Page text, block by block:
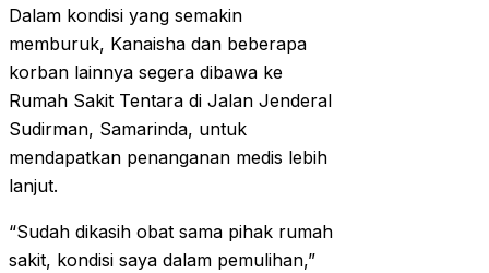
Dalam kondisi yang semakin
memburuk, Kanaisha dan beberapa
korban lainnya segera dibawa ke
Rumah Sakit Tentara di Jalan Jenderal
Sudirman, Samarinda, untuk
mendapatkan penanganan medis lebih
lanjut.
“Sudah dikasih obat sama pihak rumah
sakit, kondisi saya dalam pemulihan,”